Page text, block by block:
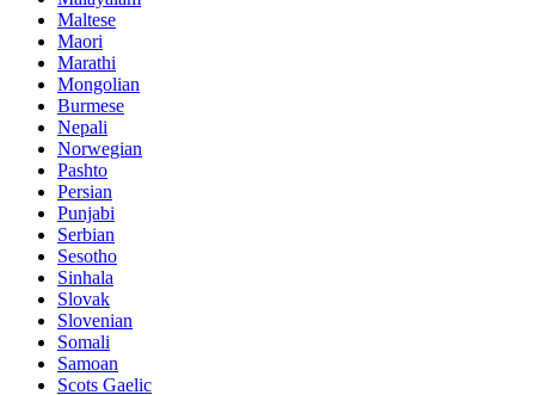
Maltese
Maori
Marathi
Mongolian
Burmese
Nepali
Norwegian
Pashto
Persian
Punjabi
Serbian
Sesotho
Sinhala
Slovak
Slovenian
Somali
Samoan
Scots Gaelic